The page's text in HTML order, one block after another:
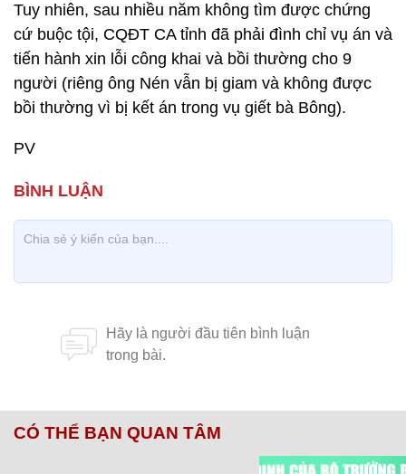
Tuy nhiên, sau nhiều năm không tìm được chứng
cứ buộc tội, CQĐT CA tỉnh đã phải đình chỉ vụ án và
tiến hành xin lỗi công khai và bồi thường cho 9
người (riêng ông Nén vẫn bị giam và không được
bồi thường vì bị kết án trong vụ giết bà Bông).
PV
CÓ THỂ BẠN QUAN TÂM